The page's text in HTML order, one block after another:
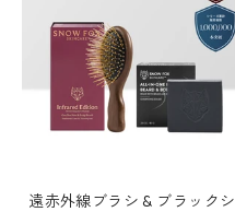
遠赤外線ブラシ & ブラックシ